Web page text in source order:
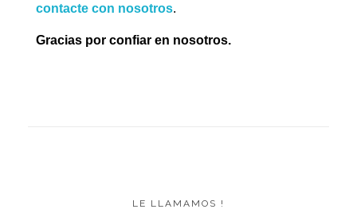
contacte con nosotros.
Gracias por confiar en nosotros.
LE LLAMAMOS !